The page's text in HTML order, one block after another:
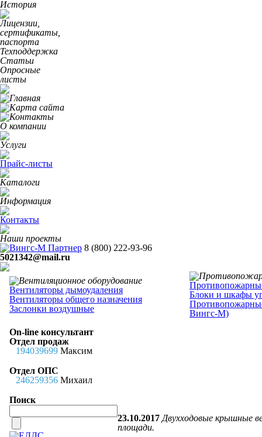
История
Лицензии,
сертификаты,
паспорта
Техподдержка
Статьи
Опросные
листы
О компании
Услуги
Прайс-листы
Каталоги
Информация
Контакты
Наши проекты
8 (800) 222-93-96
5021342@mail.ru
Вентиляторы дымоудаления
Вентиляторы общего назначения
Заслонки воздушные
Блоки и шкафы
Вингс-М)
On-line консультант
Отдел продаж
194039699 Максим
Отдел ОПС
246259356 Михаил
Поиск
23.10.2017 Двухходовые крышные
площади.